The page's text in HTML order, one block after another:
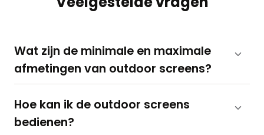
Wat zijn de minimale en maximale
afmetingen van outdoor screens?
Hoe kan ik de outdoor screens
bedienen?